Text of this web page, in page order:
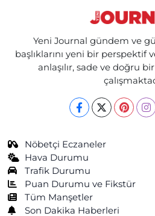
Yeni Journal gündem ve
başlıklarını yeni bir perspektif
anlaşılır, sade ve doğru
Nöbetçi Eczaneler
Hava Durumu
Trafik Durumu
Puan Durumu ve Fikstür
Tüm Manşetler
Son Dakika Haberleri